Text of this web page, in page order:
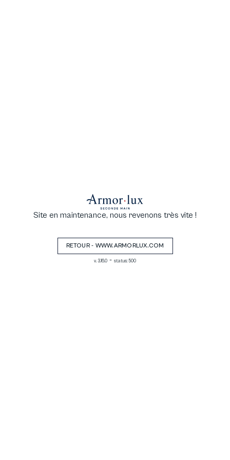
Site en maintenance, nous revenons très vite !
RETOUR - WWW.ARMORLUX.COM
v. 3.16.0 - status: 500